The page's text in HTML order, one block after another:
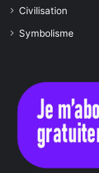
Civilisation
Symbolisme